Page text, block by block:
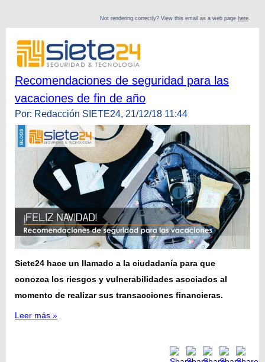
Not rendering correctly? View this email as a web page here.
Recomendaciones de seguridad para las
vacaciones de fin de año
Por: Redacción SIETE24, 21/12/18 11:44
Siete24 hace un llamado a la ciudadanía para que
conozca los riesgos y vulnerabilidades asociados al
momento de realizar sus transacciones financieras.
Leer más »